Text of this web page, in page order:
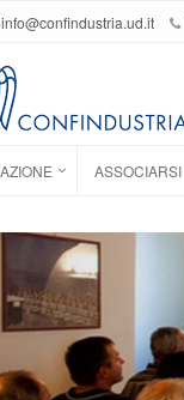
info@confindustria.ud.it
ASSOCIARSI